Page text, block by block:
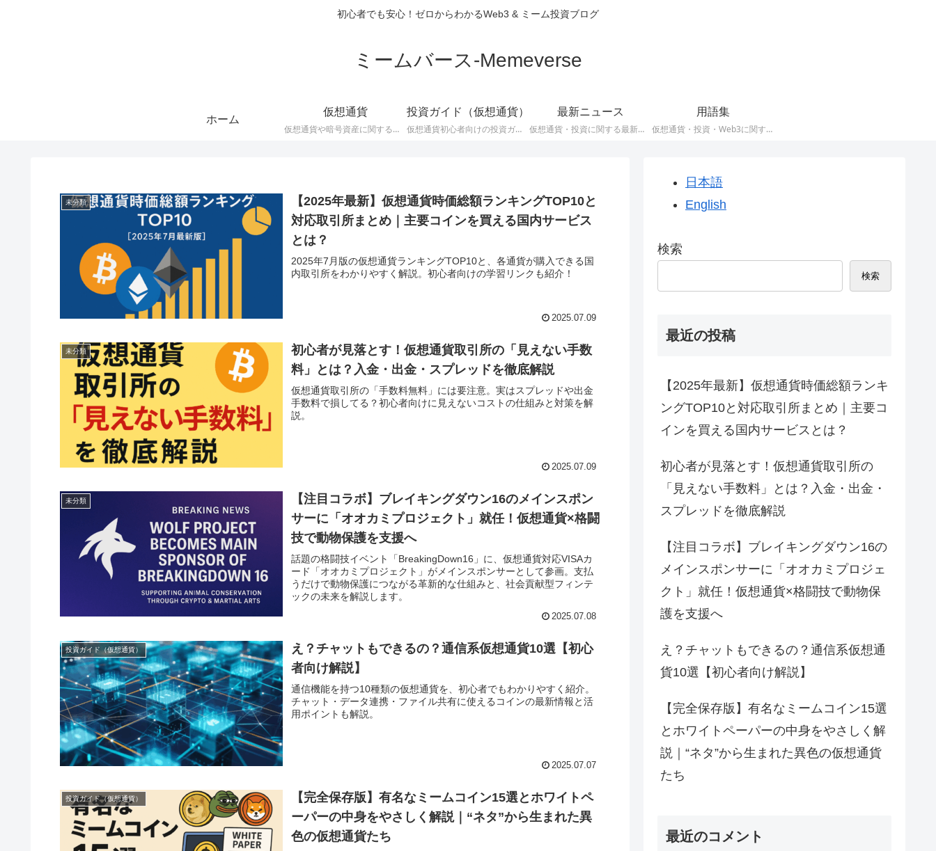
初心者でも安心！ゼロからわかるWeb3 & ミーム投資ブログ
ミームバース-Memeverse
ホーム
仮想通貨
仮想通貨や暗号資産に関する記事カテゴリーです。
投資ガイド（仮想通貨）
仮想通貨初心者向けの投資ガイドです。
最新ニュース
仮想通貨・投資に関する最新情報や動向をまとめたカテゴリです。
用語集
仮想通貨・投資・Web3に関する用語をやさしく解説したカテゴリです。初心者にもおすすめです。
未分類
【2025年最新】仮想通貨時価総額ランキングTOP10と
対応取引所まとめ｜主要コインを買える国内サービス
とは？
2025年7月版の仮想通貨ランキングTOP10と、各通貨が購入できる国
内取引所をわかりやすく解説。初心者向けの学習リンクも紹介！
2025.07.09
未分類
初心者が見落とす！仮想通貨取引所の「見えない手数
料」とは？入金・出金・スプレッドを徹底解説
仮想通貨取引所の「手数料無料」には要注意。実はスプレッドや出金
手数料で損してる？初心者向けに見えないコストの仕組みと対策を解
説。
2025.07.09
未分類
【注目コラボ】ブレイキングダウン16のメインスポン
サーに「オオカミプロジェクト」就任！仮想通貨×格闘
技で動物保護を支援へ
話題の格闘技イベント「BreakingDown16」に、仮想通貨対応VISAカ
ード「オオカミプロジェクト」がメインスポンサーとして参画。支払
うだけで動物保護につながる革新的な仕組みと、社会貢献型フィンテ
ックの未来を解説します。
2025.07.08
投資ガイド（仮想通貨）
え？チャットもできるの？通信系仮想通貨10選【初心
者向け解説】
通信機能を持つ10種類の仮想通貨を、初心者でもわかりやすく紹介。
チャット・データ連携・ファイル共有に使えるコインの最新情報と活
用ポイントも解説。
2025.07.07
投資ガイド（仮想通貨）
【完全保存版】有名なミームコイン15選とホワイトペ
ーパーの中身をやさしく解説｜“ネタ”から生まれた異
色の仮想通貨たち
日本語
English
検索
検索
最近の投稿
【2025年最新】仮想通貨時価総額ランキ
ングTOP10と対応取引所まとめ｜主要コ
インを買える国内サービスとは？
初心者が見落とす！仮想通貨取引所の
「見えない手数料」とは？入金・出金・
スプレッドを徹底解説
【注目コラボ】ブレイキングダウン16の
メインスポンサーに「オオカミプロジェ
クト」就任！仮想通貨×格闘技で動物保
護を支援へ
え？チャットもできるの？通信系仮想通
貨10選【初心者向け解説】
【完全保存版】有名なミームコイン15選
とホワイトペーパーの中身をやさしく解
説｜“ネタ”から生まれた異色の仮想通貨
たち
最近のコメント